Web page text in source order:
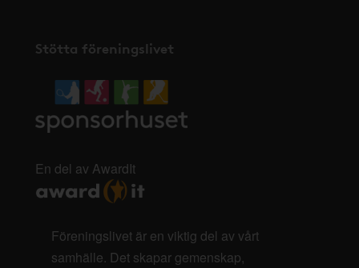
Stötta föreningslivet
En del av AwardIt
Föreningslivet är en viktig del av vårt
samhälle. Det skapar gemenskap,